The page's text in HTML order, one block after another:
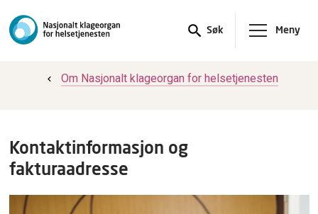
Søk Meny
Om Nasjonalt klageorgan for helsetjenesten
Kontaktinformasjon og
fakturaadresse